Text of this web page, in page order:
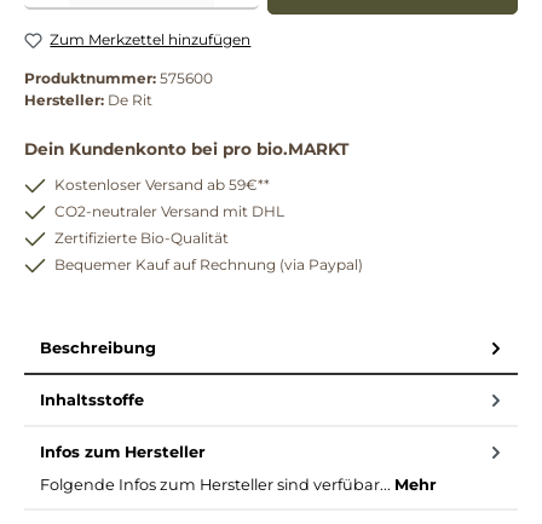
Zum Merkzettel hinzufügen
Produktnummer: 575600
Hersteller: De Rit
Dein Kundenkonto bei pro bio.MARKT
Kostenloser Versand ab 59€**
CO2-neutraler Versand mit DHL
Zertifizierte Bio-Qualität
Bequemer Kauf auf Rechnung (via Paypal)
Beschreibung
Inhaltsstoffe
Infos zum Hersteller
Folgende Infos zum Hersteller sind verfübar... Mehr